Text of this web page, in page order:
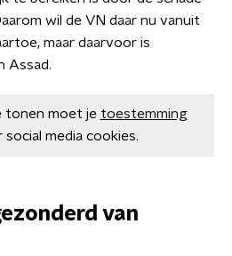
wil de VN daar nu vanuit
maar daarvoor is
Assad.
tonen moet je toestemming
social media cookies.
van